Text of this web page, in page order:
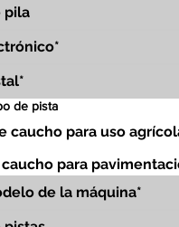
de pista
caucho para uso
caucho para